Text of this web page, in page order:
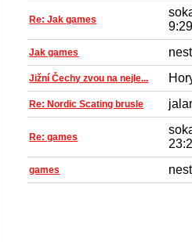
Re: Jak games
9:29
Jak games
Jižní Čechy zvou na nejle...
Re: Nordic Scating brusle
Re: games
games